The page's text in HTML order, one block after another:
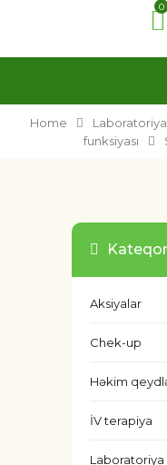
0
Home Laboratoriya
funksiyası
Aksiyalar
Chek-up
Həkim
İV terapiya
Laboratoriya